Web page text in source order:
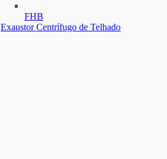
FHB
Exaustor Centrífugo de Telhado